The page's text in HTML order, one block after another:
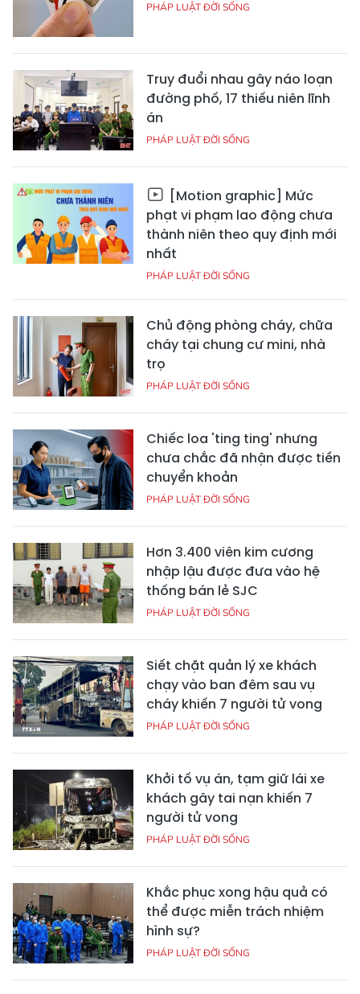
PHÁP LUẬT ĐỜI SỐNG
Truy đuổi nhau gây náo loạn
đường phố, 17 thiếu niên lĩnh
án
PHÁP LUẬT ĐỜI SỐNG
[Motion graphic] Mức
phạt vi phạm lao động chưa
thành niên theo quy định mới
nhất
PHÁP LUẬT ĐỜI SỐNG
Chủ động phòng cháy, chữa
cháy tại chung cư mini, nhà
trọ
PHÁP LUẬT ĐỜI SỐNG
Chiếc loa 'ting ting' nhưng
chưa chắc đã nhận được tiền
chuyển khoản
PHÁP LUẬT ĐỜI SỐNG
Hơn 3.400 viên kim cương
nhập lậu được đưa vào hệ
thống bán lẻ SJC
PHÁP LUẬT ĐỜI SỐNG
Siết chặt quản lý xe khách
chạy vào ban đêm sau vụ
cháy khiến 7 người tử vong
PHÁP LUẬT ĐỜI SỐNG
Khởi tố vụ án, tạm giữ lái xe
khách gây tai nạn khiến 7
người tử vong
PHÁP LUẬT ĐỜI SỐNG
Khắc phục xong hậu quả có
thể được miễn trách nhiệm
hình sự?
PHÁP LUẬT ĐỜI SỐNG